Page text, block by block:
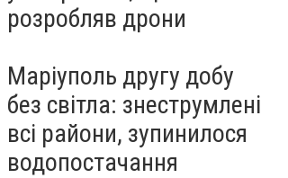
розробляв дрони
Маріуполь другу добу
без світла: знеструмлені
всі райони, зупинилося
водопостачання